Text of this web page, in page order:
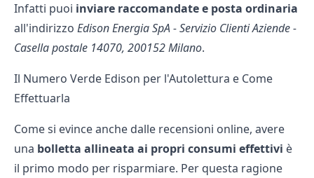
Infatti puoi inviare raccomandate e posta ordinaria
all'indirizzo Edison Energia SpA - Servizio Clienti Aziende -
Casella postale 14070, 200152 Milano.
Il Numero Verde Edison per l'Autolettura e Come
Effettuarla
Come si evince anche dalle recensioni online, avere
una bolletta allineata ai propri consumi effettivi è
il primo modo per risparmiare. Per questa ragione